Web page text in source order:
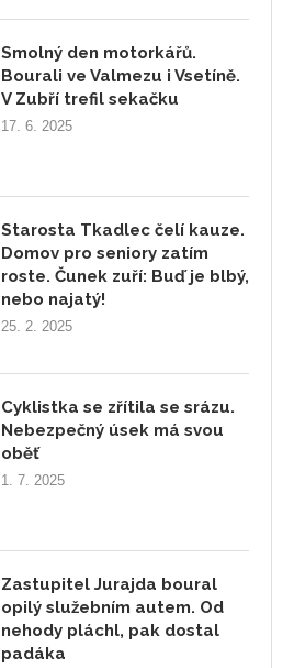
Smolný den motorkářů.
Bourali ve Valmezu i Vsetíně.
V Zubří trefil sekačku
17. 6. 2025
Starosta Tkadlec čelí kauze.
Domov pro seniory zatím
roste. Čunek zuří: Buď je blbý,
nebo najatý!
25. 2. 2025
Cyklistka se zřítila se srázu.
Nebezpečný úsek má svou
oběť
1. 7. 2025
Zastupitel Jurajda boural
opilý služebním autem. Od
nehody pláchl, pak dostal
padáka